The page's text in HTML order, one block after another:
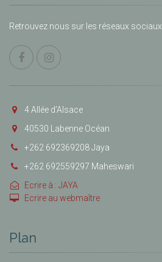
Retrouvez nous sur les réseaux sociaux.
4 Allée d’Alsace
40530 Labenne Océan
+262 692369208 Jaya
+262 692559297 Maheswari
Ecrire à : JAYA
Ecrire au webmaître
Plan